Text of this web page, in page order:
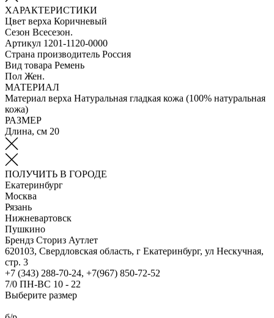
ХАРАКТЕРИСТИКИ
Цвет верха Коричневый
Сезон Всесезон.
Артикул 1201-1120-0000
Страна производитель Россия
Вид товара Ремень
Пол Жен.
МАТЕРИАЛ
Материал верха Натуральная гладкая кожа (100% натуральная
кожа)
РАЗМЕР
Длина, см 20
ПОЛУЧИТЬ В ГОРОДЕ
Екатеринбург
Москва
Рязань
Нижневартовск
Пушкино
Брендз Сториз Аутлет
620103, Свердловская область, г Екатеринбург, ул Нескучная,
стр. 3
+7 (343) 288-70-24, +7(967) 850-72-52
7/0 ПН-ВС 10 - 22
Выберите размер